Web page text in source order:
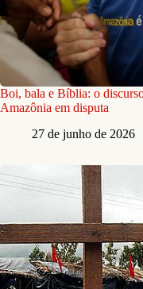
Boi, bala e Bíblia: o
Amazônia em disputa
27 de junho de 2026